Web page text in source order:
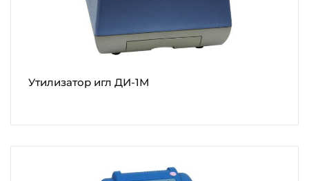
Утилизатор игл ДИ-1М